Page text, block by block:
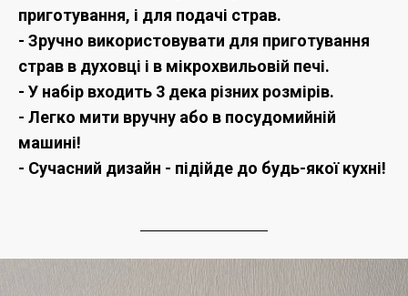
приготування, і для подачі страв.
- Зручно використовувати для приготування
страв в духовці і в мікрохвильовій печі.
- У набір входить 3 дека різних розмірів.
- Легко мити вручну або в посудомийній
машині!
- Сучасний дизайн - підійде до будь-якої кухні!